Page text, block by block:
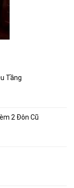
Tầng
2 Đôn Cũ